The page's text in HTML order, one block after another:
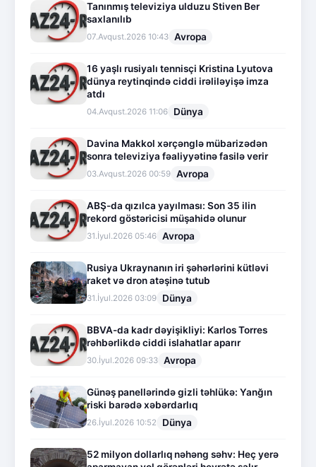
Tanınmış televiziya ulduzu Stiven Ber
saxlanılıb
07.Avqust.2026 10:43 Avropa
16 yaşlı rusiyalı tennisçi Kristina Lyutova
dünya reytinqində ciddi irəliləyişə imza
atdı
04.Avqust.2026 11:06 Dünya
Davina Makkol xərçənglə mübarizədən
sonra televiziya fəaliyyətinə fasilə verir
03.Avqust.2026 00:59 Avropa
ABŞ-da qızılca yayılması: Son 35 ilin
rekord göstəricisi müşahidə olunur
31.İyul.2026 05:46 Avropa
Rusiya Ukraynanın iri şəhərlərini kütləvi
raket və dron atəşinə tutub
31.İyul.2026 03:09 Dünya
BBVA-da kadr dəyişikliyi: Karlos Torres
rəhbərlikdə ciddi islahatlar aparır
30.İyul.2026 09:33 Avropa
Günəş panellərində gizli təhlükə: Yanğın
riski barədə xəbərdarlıq
26.İyul.2026 10:52 Dünya
52 milyon dollarlıq nəhəng səhv: Heç yerə